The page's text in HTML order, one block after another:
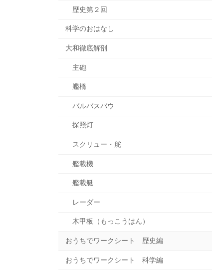
歴史第２回
科学のおはなし
大和徹底解剖
主砲
艦橋
バルバスバウ
探照灯
スクリュー・舵
艦載機
艦載艇
レーダー
木甲板（もっこうはん）
おうちでワークシート 歴史編
おうちでワークシート 科学編